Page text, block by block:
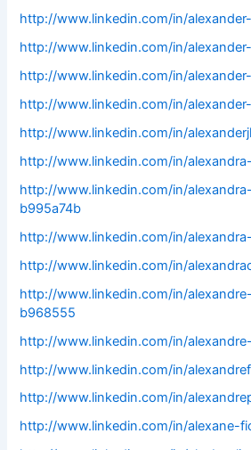
http://www.linkedin.com/in/
http://www.linkedin.com/in/
http://www.linkedin.com/in/
http://www.linkedin.com/in/
http://www.linkedin.com/in/
http://www.linkedin.com/in/
http://www.linkedin.com/in/
b995a74b
http://www.linkedin.com/in/
http://www.linkedin.com/in/
http://www.linkedin.com/in/
b968555
http://www.linkedin.com/in/
http://www.linkedin.com/in/
http://www.linkedin.com/in/
http://www.linkedin.com/in/alexane-